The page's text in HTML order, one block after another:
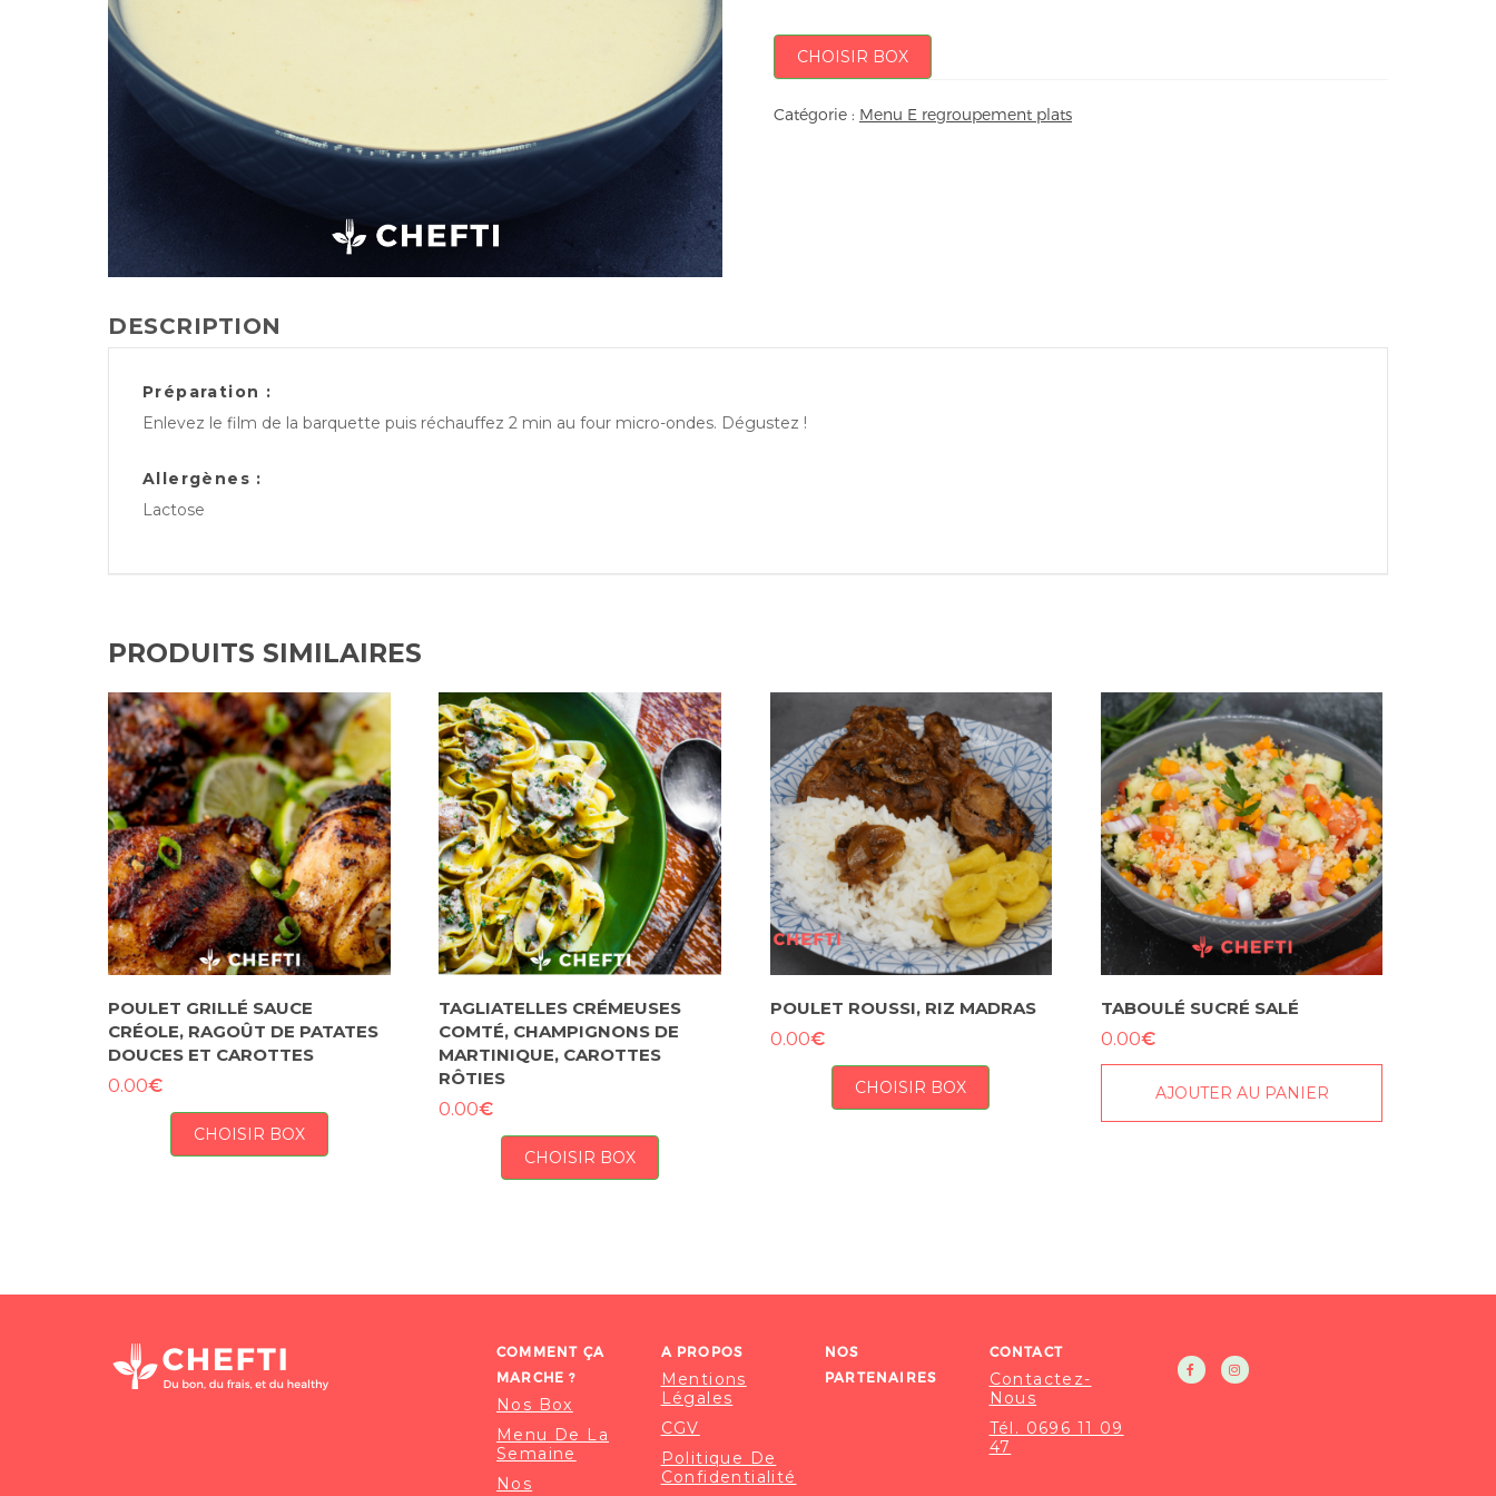
CHOISIR BOX
Catégorie : Menu E regroupement plats
DESCRIPTION
Préparation :
Enlevez le film de la barquette puis réchauffez 2 min au four micro-ondes. Dégustez !
Allergènes :
Lactose
PRODUITS SIMILAIRES
POULET GRILLÉ SAUCE
CRÉOLE, RAGOÛT DE PATATES
DOUCES ET CAROTTES
0.00€
CHOISIR BOX
TAGLIATELLES CRÉMEUSES
COMTÉ, CHAMPIGNONS DE
MARTINIQUE, CAROTTES
RÔTIES
0.00€
CHOISIR BOX
POULET ROUSSI, RIZ MADRAS
0.00€
CHOISIR BOX
TABOULÉ SUCRÉ SALÉ
0.00€
AJOUTER AU PANIER
COMMENT ÇA
MARCHE ?
Nos Box
Menu De La
Semaine
Nos
A PROPOS
Mentions
Légales
CGV
Politique De
Confidentialité
NOS
PARTENAIRES
CONTACT
Contactez-
Nous
Tél. 0696 11 09
47